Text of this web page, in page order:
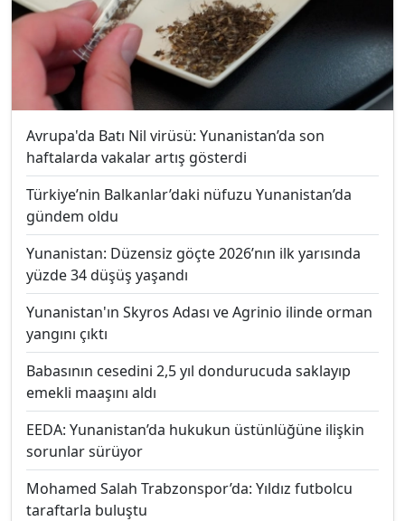
Avrupa'da Batı Nil virüsü: Yunanistan’da son
haftalarda vakalar artış gösterdi
Türkiye’nin Balkanlar’daki nüfuzu Yunanistan’da
gündem oldu
Yunanistan: Düzensiz göçte 2026’nın ilk yarısında
yüzde 34 düşüş yaşandı
Yunanistan'ın Skyros Adası ve Agrinio ilinde orman
yangını çıktı
Babasının cesedini 2,5 yıl dondurucuda saklayıp
emekli maaşını aldı
EEDA: Yunanistan’da hukukun üstünlüğüne ilişkin
sorunlar sürüyor
Mohamed Salah Trabzonspor’da: Yıldız futbolcu
taraftarla buluştu